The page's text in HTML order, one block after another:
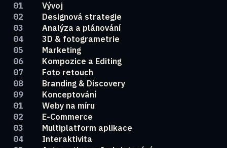
Vývoj
Designová strategie
Analýza a plánování
3D & fotogrametrie
Marketing
Kompozice a Editing
Foto retouch
Branding & Discovery
Konceptování
Weby na míru
E-Commerce
Multiplatform aplikace
Interaktivita